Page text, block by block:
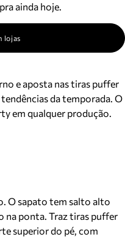
ainda hoje.
lojas
e aposta nas tiras puffer
da temporada. O
em qualquer produção.
O sapato tem salto alto
na ponta. Traz tiras puffer
superior do pé, com